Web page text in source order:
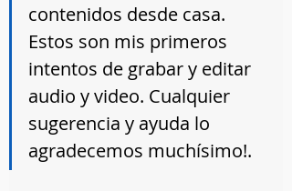
contenidos desde casa.
Estos son mis primeros
intentos de grabar y editar
audio y video. Cualquier
sugerencia y ayuda lo
agradecemos muchísimo!.